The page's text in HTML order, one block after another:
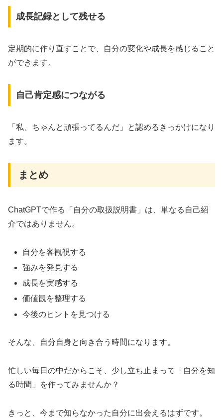
成長記録として残せる
定期的に作り直すことで、自分の変化や成長を感じること
ができます。
自己肯定感につながる
「私、ちゃんと頑張ってるんだ」と認めるきっかけになり
ます。
まとめ
ChatGPTで作る「自分の取扱説明書」は、単なる自己紹
介ではありません。
自分を客観視する
強みを発見する
成長を実感する
価値観を整理する
今後のヒントを見つける
そんな、自分自身と向き合う時間になります。
忙しい毎日の中だからこそ、少し立ち止まって「自分を知
る時間」を作ってみませんか？
きっと、今まで知らなかった自分に出会えるはずです。